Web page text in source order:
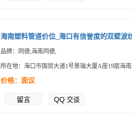
海南塑料管道价位_海口有信誉度的双壁波
品牌：同德,海南同德,
所在地：海口市国贸大道1号景瑞大厦A座19层海
价格：面议
留言 QQ 交谈